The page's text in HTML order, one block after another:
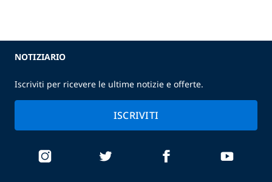
NOTIZIARIO
Iscriviti per ricevere le ultime notizie e offerte.
ISCRIVITI